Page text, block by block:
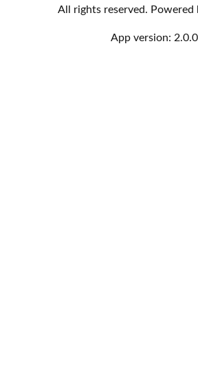
All rights reserved. Powered
App version: 2.0.0